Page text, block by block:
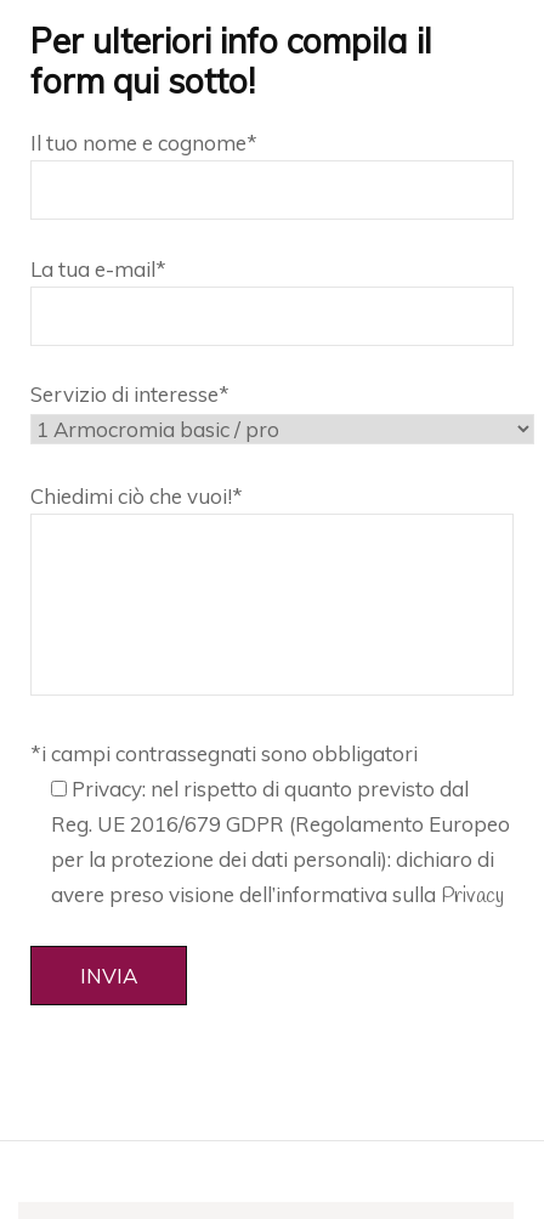
Per ulteriori info compila il
form qui sotto!
Il tuo nome e cognome*
La tua e-mail*
Servizio di interesse*
Chiedimi ciò che vuoi!*
*i campi contrassegnati sono obbligatori
Privacy: nel rispetto di quanto previsto dal
Reg. UE 2016/679 GDPR (Regolamento Europeo
per la protezione dei dati personali): dichiaro di
avere preso visione dell’informativa sulla Privacy